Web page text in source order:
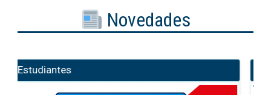
Novedades
Información